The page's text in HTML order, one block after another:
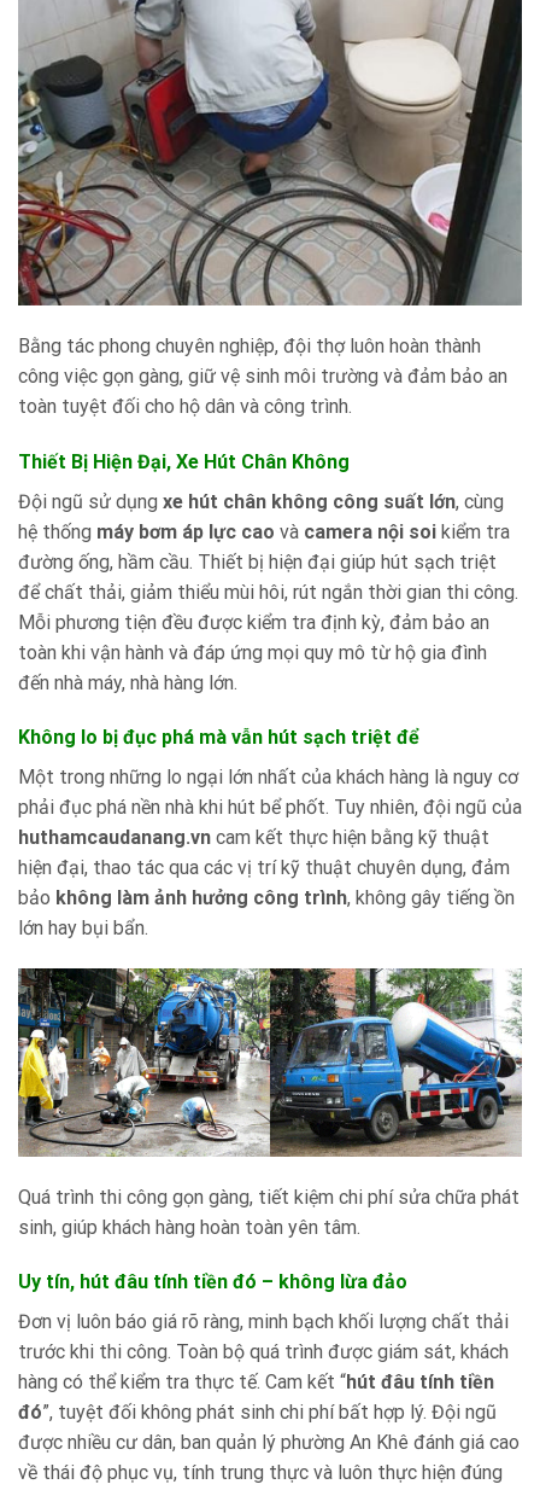
Bằng tác phong chuyên nghiệp, đội thợ luôn hoàn thành
công việc gọn gàng, giữ vệ sinh môi trường và đảm bảo an
toàn tuyệt đối cho hộ dân và công trình.
Thiết Bị Hiện Đại, Xe Hút Chân Không
Đội ngũ sử dụng xe hút chân không công suất lớn, cùng
hệ thống máy bơm áp lực cao và camera nội soi kiểm tra
đường ống, hầm cầu. Thiết bị hiện đại giúp hút sạch triệt
để chất thải, giảm thiểu mùi hôi, rút ngắn thời gian thi công.
Mỗi phương tiện đều được kiểm tra định kỳ, đảm bảo an
toàn khi vận hành và đáp ứng mọi quy mô từ hộ gia đình
đến nhà máy, nhà hàng lớn.
Không lo bị đục phá mà vẫn hút sạch triệt để
Một trong những lo ngại lớn nhất của khách hàng là nguy cơ
phải đục phá nền nhà khi hút bể phốt. Tuy nhiên, đội ngũ của
huthamcaudanang.vn cam kết thực hiện bằng kỹ thuật
hiện đại, thao tác qua các vị trí kỹ thuật chuyên dụng, đảm
bảo không làm ảnh hưởng công trình, không gây tiếng ồn
lớn hay bụi bẩn.
Quá trình thi công gọn gàng, tiết kiệm chi phí sửa chữa phát
sinh, giúp khách hàng hoàn toàn yên tâm.
Uy tín, hút đâu tính tiền đó – không lừa đảo
Đơn vị luôn báo giá rõ ràng, minh bạch khối lượng chất thải
trước khi thi công. Toàn bộ quá trình được giám sát, khách
hàng có thể kiểm tra thực tế. Cam kết “hút đâu tính tiền
đó”, tuyệt đối không phát sinh chi phí bất hợp lý. Đội ngũ
được nhiều cư dân, ban quản lý phường An Khê đánh giá cao
về thái độ phục vụ, tính trung thực và luôn thực hiện đúng